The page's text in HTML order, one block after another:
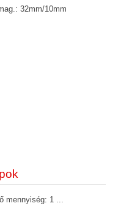
32mm/10mm
mennyiség: 1 ...